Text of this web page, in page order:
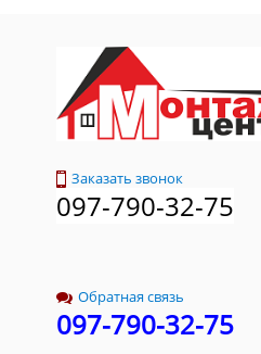
Заказать звонок
097-790-32-75
Обратная связь
097-790-32-75